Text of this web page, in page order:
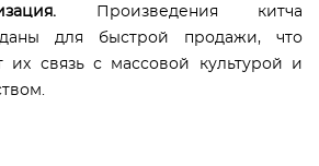
Произведения китча
для быстрой продажи, что
их связь с массовой культурой и